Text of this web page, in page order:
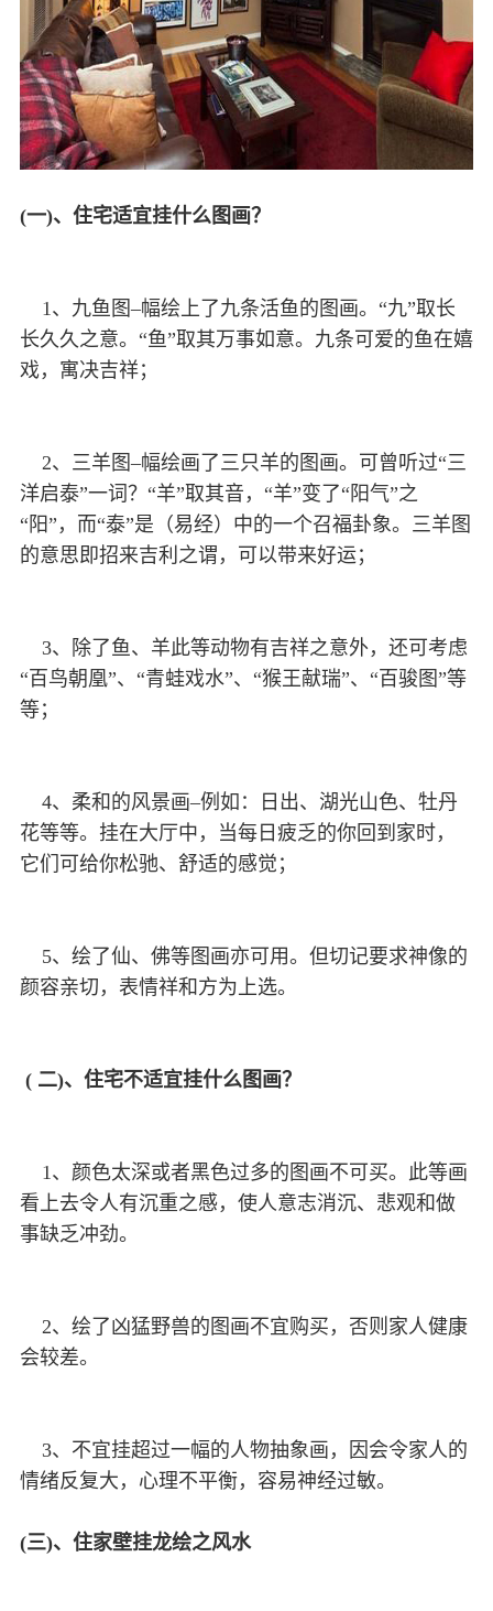
(一)、住宅适宜挂什么图画？
1、九鱼图–幅绘上了九条活鱼的图画。“九”取长
长久久之意。“鱼”取其万事如意。九条可爱的鱼在嬉
戏，寓决吉祥；
2、三羊图–幅绘画了三只羊的图画。可曾听过“三
洋启泰”一词？“羊”取其音，“羊”变了“阳气”之
“阳”，而“泰”是（易经）中的一个召福卦象。三羊图
的意思即招来吉利之谓，可以带来好运；
3、除了鱼、羊此等动物有吉祥之意外，还可考虑
“百鸟朝凰”、“青蛙戏水”、“猴王献瑞”、“百骏图”等
等；
4、柔和的风景画–例如：日出、湖光山色、牡丹
花等等。挂在大厅中，当每日疲乏的你回到家时，
它们可给你松驰、舒适的感觉；
5、绘了仙、佛等图画亦可用。但切记要求神像的
颜容亲切，表情祥和方为上选。
( 二)、住宅不适宜挂什么图画？
1、颜色太深或者黑色过多的图画不可买。此等画
看上去令人有沉重之感，使人意志消沉、悲观和做
事缺乏冲劲。
2、绘了凶猛野兽的图画不宜购买，否则家人健康
会较差。
3、不宜挂超过一幅的人物抽象画，因会令家人的
情绪反复大，心理不平衡，容易神经过敏。
(三)、住家壁挂龙绘之风水